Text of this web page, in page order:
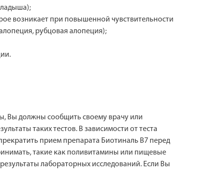
возникает при повышенной чувствительности
рубцовая алопеция);
Вы должны сообщить своему врачу или
таких тестов. В зависимости от теста
прием препарата Биотиналь В7 перед
такие как поливитамины или пищевые
лабораторных исследований. Если Вы